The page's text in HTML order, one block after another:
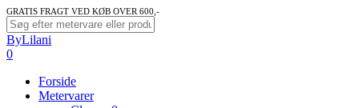
Skip
to
main
content
GRATIS FRAGT VED KØB OVER 600,-
Close
Search
ByLilani
search
account
0
Forside
Metervarer